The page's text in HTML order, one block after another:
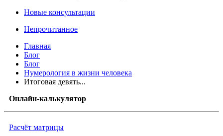
Новые консультации
Непрочитанное
Главная
Блог
Блог
Нумерология в жизни человека
Итоговая девять...
Онлайн-калькулятор
Расчёт матрицы